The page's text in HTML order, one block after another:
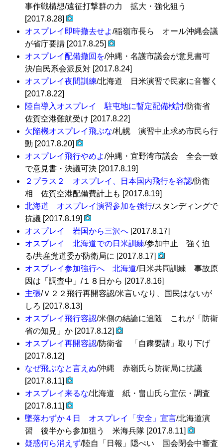
事作戦構想/遠征打撃群の力 拡大・強化狙う
[2017.8.28]
オスプレイ即時撤去せよ/稲嶺市長ら オール沖縄会議
が省庁要請 [2017.8.25]
オスプレイ配備撤回を/沖縄・名護市議会が意見書可
決/自民系会派反対 [2017.8.24]
オスプレイ夜間訓練/北海道 日米演習で民家に音響く
[2017.8.22]
陸自導入オスプレイ 駐屯地に暫定配備検討/防衛省
佐賀空港難航受け [2017.8.22]
欠陥機オスプレイ飛ぶな/札幌 演習中止求め市民ら行
動 [2017.8.20]
オスプレイ飛行やめよ/沖縄・宜野湾市議会 全会一致
で意見書・決議可決 [2017.8.19]
２プラス２ オスプレイ、日本国内飛行を容認/防衛
相 佐賀空港配備費計上も [2017.8.19]
北海道 オスプレイ演習参加を強行/スタンディングで
抗議 [2017.8.19]
オスプレイ 岩国から三沢へ [2017.8.17]
オスプレイ 北海道での日米訓練/参加中止 強く迫
る/共産党道委が防衛局に [2017.8.17]
オスプレイ参加強行へ 北海道/日米共同訓練 事故原
因は「調査中」/１８日から [2017.8.16]
主張/Ｖ２２飛行再開容認/米言いなり、国民はないが
しろ [2017.8.13]
オスプレイ飛行容認/米側の結論に追随 これが「防衛
省の知見」か [2017.8.12]
オスプレイ再開容認/防衛省 「自粛要請」取り下げ
[2017.8.12]
なぜ飛ぶなと言えぬ/沖縄 赤嶺氏ら防衛局に抗議
[2017.8.11]
オスプレイ来るな/北海道 紙・畠山氏ら宣伝・調査
[2017.8.11]
墜落わずか４日 オスプレイ「安全」宣言/北海道演
習 後半から参加狙う 米海兵隊 [2017.8.11]
疑惑何ら消えず/陸自「日報」隠ぺい 国会閉会中審査